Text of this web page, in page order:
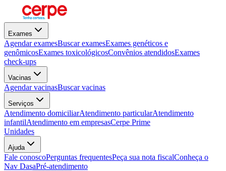
Exames
Agendar examesBuscar examesExames genéticos e
genômicosExames toxicológicosConvênios atendidosExames
check-ups
Vacinas
Agendar vacinasBuscar vacinas
Serviços
Atendimento domiciliarAtendimento particularAtendimento
infantilAtendimento em empresasCerpe Prime
Unidades
Ajuda
Fale conoscoPerguntas frequentesPeça sua nota fiscalConheça o
Nav DasaPré-atendimento